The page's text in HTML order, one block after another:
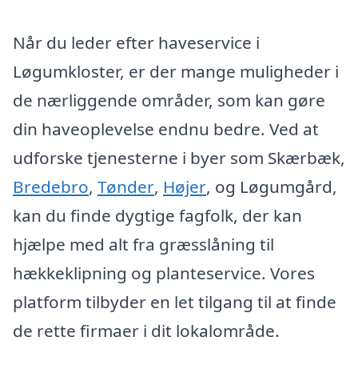
Når du leder efter haveservice i
Løgumkloster, er der mange muligheder i
de nærliggende områder, som kan gøre
din haveoplevelse endnu bedre. Ved at
udforske tjenesterne i byer som Skærbæk,
Bredebro, Tønder, Højer, og Løgumgård,
kan du finde dygtige fagfolk, der kan
hjælpe med alt fra græsslåning til
hækkeklipning og planteservice. Vores
platform tilbyder en let tilgang til at finde
de rette firmaer i dit lokalområde.